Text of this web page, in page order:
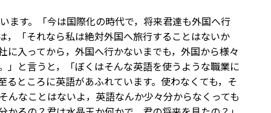
ます。「今は国際化の時代で，将来君達も外国へ行
，「それなら私は絶対外国へ旅行することはないか
入ってから，外国へ行かないまでも，外国から様々
」と言うと，「ぼくはそんな英語を使うような職業に
ところに英語があふれています。使わなくても，そ
なことはないよ，英語なんか少々分からなくっても